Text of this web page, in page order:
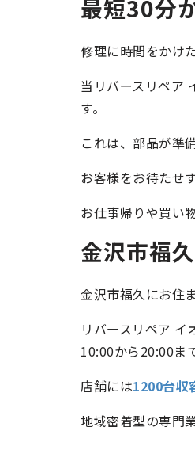
最短30分
修理に時間をかけ
当リバースリペア
す。
これは、部品が準
お客様をお待たせ
お仕事帰りや買い
金沢市福
金沢市福久にお住
リバースリペア
10:00から20:00ま
店舗には1200台収
地域密着型の専門